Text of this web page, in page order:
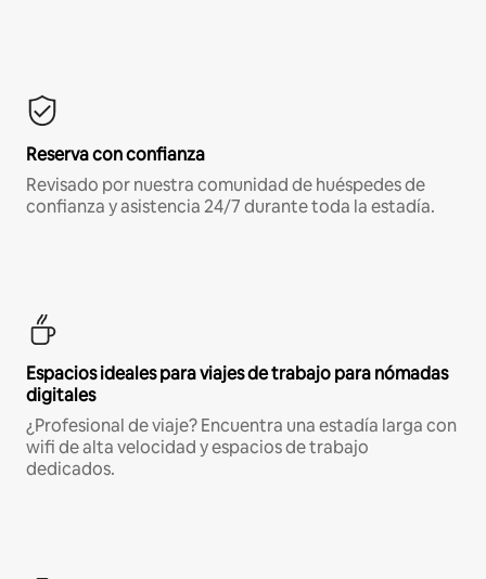
Reserva con confianza
Revisado por nuestra comunidad de huéspedes de
confianza y asistencia 24/7 durante toda la estadía.
Espacios ideales para viajes de trabajo para nómadas
digitales
¿Profesional de viaje? Encuentra una estadía larga con
wifi de alta velocidad y espacios de trabajo
dedicados.